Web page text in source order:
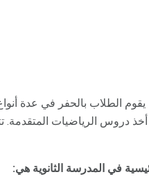
يقوم الطلاب بالحفر في عدة
أخذ دروس الرياضيات
في المدرسة الثانوية هي: